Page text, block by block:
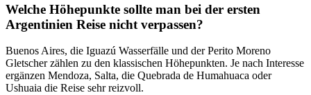
Welche Höhepunkte sollte man bei der ersten
Argentinien Reise nicht verpassen?
Buenos Aires, die Iguazú Wasserfälle und der Perito Moreno
Gletscher zählen zu den klassischen Höhepunkten. Je nach Interesse
ergänzen Mendoza, Salta, die Quebrada de Humahuaca oder
Ushuaia die Reise sehr reizvoll.